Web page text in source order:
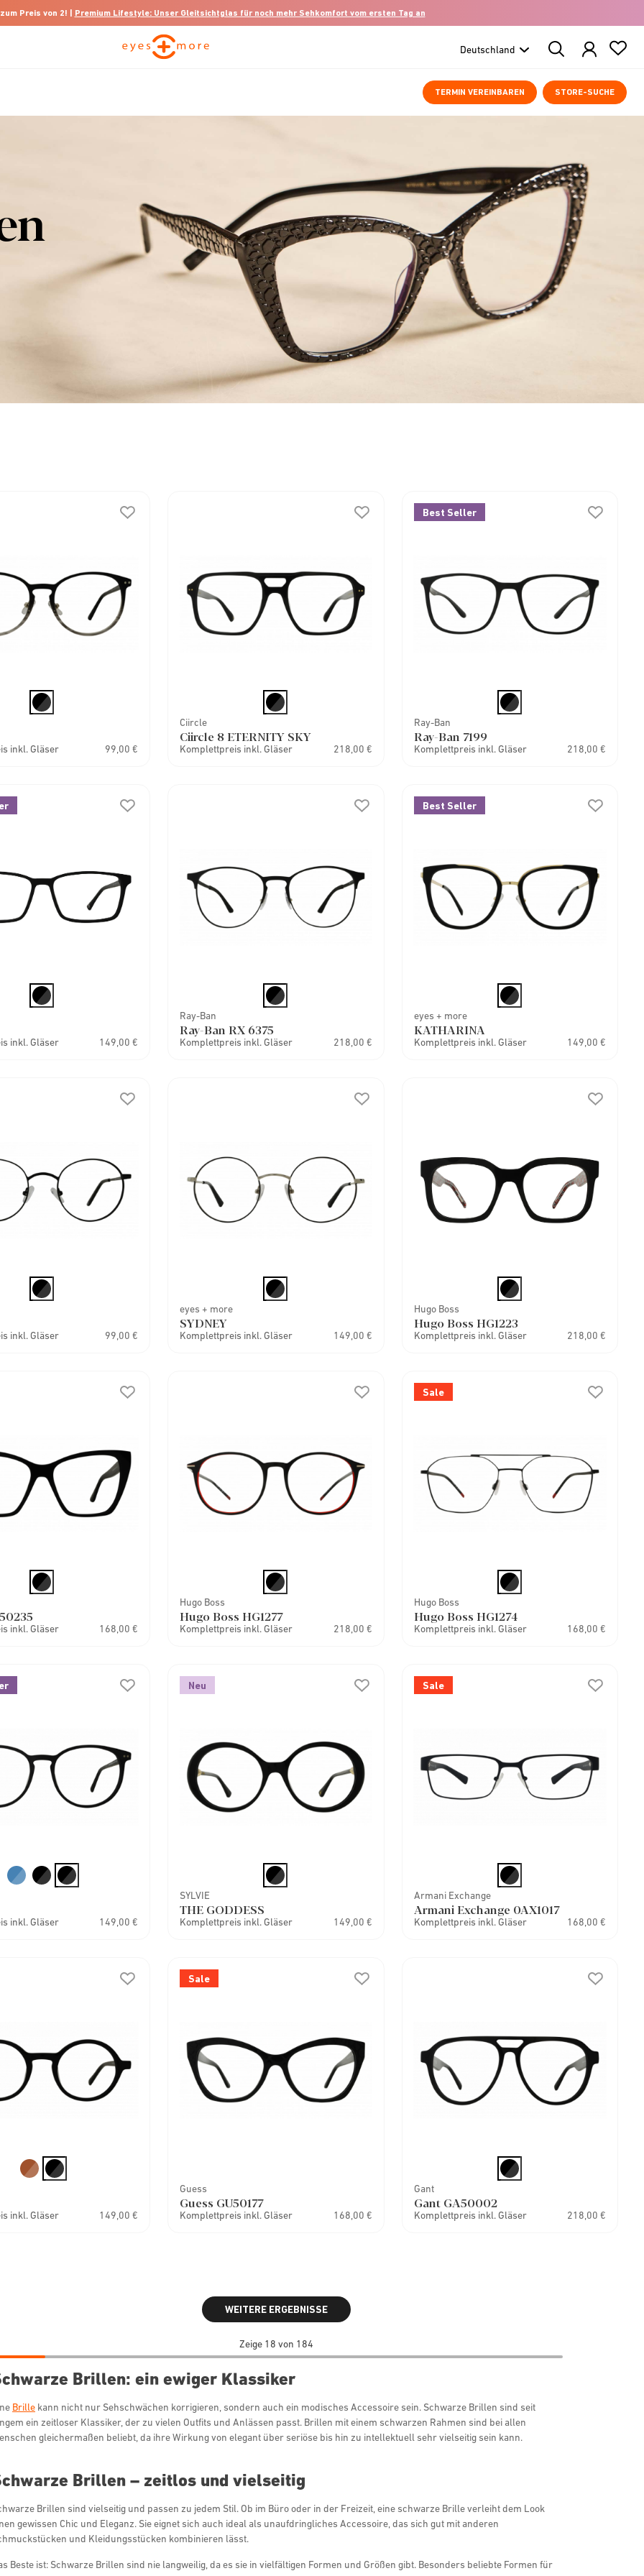
Preis von 2! | Premium Lifestyle: Unser Gleitsichtglas für noch mehr Sehkomfort vom ersten Tag an
Search
Products
TERMIN VEREINBAREN STORE-SUCHE
inkl. Gläser 99,00 €
Ciircle
Ciircle 8 ETERNITY SKY
Komplettpreis inkl. Gläser 218,00 €
Best Seller
Ray-Ban
Ray-Ban 7199
Komplettpreis inkl. Gläser 218,00 €
inkl. Gläser 149,00 €
Ray-Ban
Ray-Ban RX 6375
Komplettpreis inkl. Gläser 218,00 €
Best Seller
eyes + more
KATHARINA
Komplettpreis inkl. Gläser 149,00 €
inkl. Gläser 99,00 €
eyes + more
SYDNEY
Komplettpreis inkl. Gläser 149,00 €
Hugo Boss
Hugo Boss HG1223
Komplettpreis inkl. Gläser 218,00 €
inkl. Gläser 168,00 €
Hugo Boss
Hugo Boss HG1277
Komplettpreis inkl. Gläser 218,00 €
Sale
Hugo Boss
Hugo Boss HG1274
Komplettpreis inkl. Gläser 168,00 €
inkl. Gläser 149,00 €
Neu
SYLVIE
THE GODDESS
Komplettpreis inkl. Gläser 149,00 €
Sale
Armani Exchange
Armani Exchange 0AX1017
Komplettpreis inkl. Gläser 168,00 €
inkl. Gläser 149,00 €
Sale
Guess
Guess GU50177
Komplettpreis inkl. Gläser 168,00 €
Gant
Gant GA50002
Komplettpreis inkl. Gläser 218,00 €
WEITERE ERGEBNISSE
Zeige 18 von 184
Brillen: ein ewiger Klassiker
Brille kann nicht nur Sehschwächen korrigieren, sondern auch ein modisches Accessoire sein. Schwarze Brillen sind seit
ein zeitloser Klassiker, der zu vielen Outfits und Anlässen passt. Brillen mit einem schwarzen Rahmen sind bei allen
gleichermaßen beliebt, da ihre Wirkung von elegant über seriöse bis hin zu intellektuell sehr vielseitig sein kann.
Brillen – zeitlos und vielseitig
Brillen sind vielseitig und passen zu jedem Stil. Ob im Büro oder in der Freizeit, eine schwarze Brille verleiht dem Look
gewissen Chic und Eleganz. Sie eignet sich auch ideal als unaufdringliches Accessoire, das sich gut mit anderen
und Kleidungsstücken kombinieren lässt.
Beste ist: Schwarze Brillen sind nie langweilig, da es sie in vielfältigen Formen und Größen gibt. Besonders beliebte Formen für